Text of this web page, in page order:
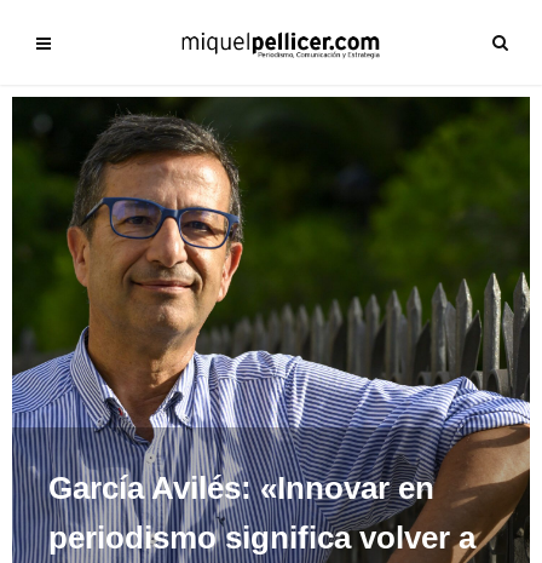
García Avilés: «Innovar en
periodismo significa volver a